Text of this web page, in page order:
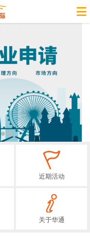
近期活动
关于华通